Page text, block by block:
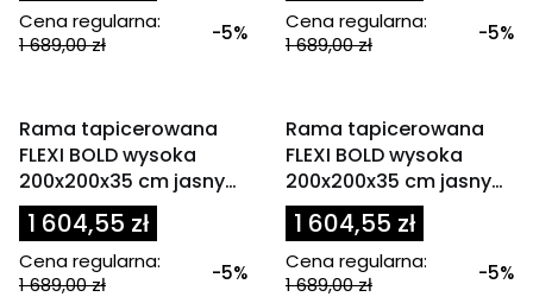
Cena regularna:
1 689,00 zł
-5%
Cena regularna:
1 689,00 zł
-5%
Rama tapicerowana
FLEXI BOLD wysoka
200x200x35 cm jasny
beż
1 604,55 zł
Cena regularna:
1 689,00 zł
-5%
Rama tapicerowana
FLEXI BOLD wysoka
200x200x35 cm jasny
brąz
1 604,55 zł
Cena regularna:
1 689,00 zł
-5%